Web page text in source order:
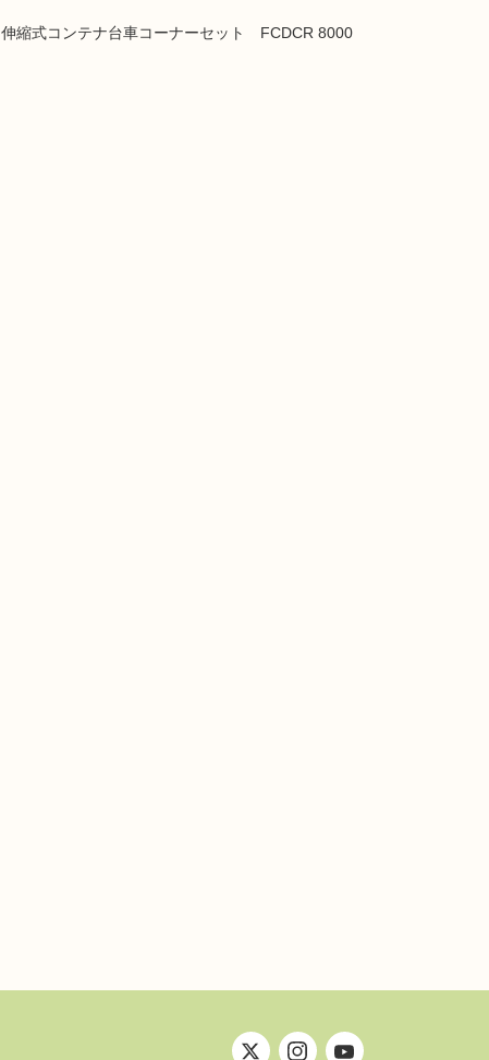
伸縮式コンテナ台車コーナーセット FCDCR 8000